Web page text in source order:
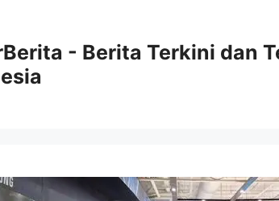
- Berita Terkini dan